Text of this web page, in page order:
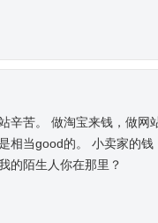
辛苦。 做淘宝来钱，做网
相当good的。 小卖家的钱
的陌生人你在那里？